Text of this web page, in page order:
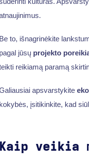
Be to, išnagrinėkite
pagal jūsų projekto
reikiamą paramą
apsvarstykite
kokybės, įsitikinkite, kad
Kaip veikia